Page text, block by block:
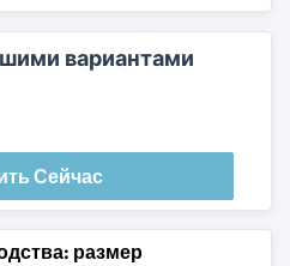
вариантами
Сейчас
размер